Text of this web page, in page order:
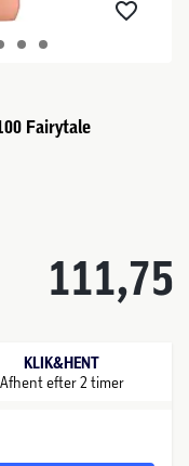
Fairytale
111,75
KLIK&HENT
Afhent efter 2 timer